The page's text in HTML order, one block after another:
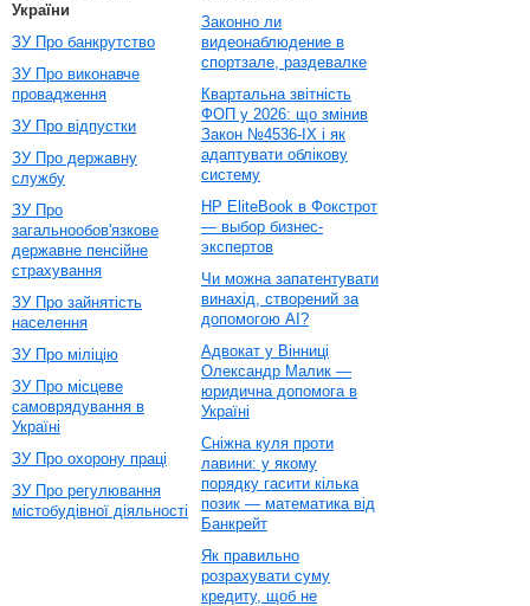
України
ЗУ Про банкрутство
ЗУ Про виконавче
провадження
ЗУ Про відпустки
ЗУ Про державну
службу
ЗУ Про
загальнообов'язкове
державне пенсійне
страхування
ЗУ Про зайнятість
населення
ЗУ Про міліцію
ЗУ Про місцеве
самоврядування в
Україні
ЗУ Про охорону праці
ЗУ Про регулювання
містобудівної діяльності
Законно ли
видеонаблюдение в
спортзале, раздевалке
Квартальна звітність
ФОП у 2026: що змінив
Закон №4536-IX і як
адаптувати облікову
систему
HP EliteBook в Фокстрот
— выбор бизнес-
экспертов
Чи можна запатентувати
винахід, створений за
допомогою AI?
Адвокат у Вінниці
Олександр Малик —
юридична допомога в
Україні
Сніжна куля проти
лавини: у якому
порядку гасити кілька
позик — математика від
Банкрейт
Як правильно
розрахувати суму
кредиту, щоб не